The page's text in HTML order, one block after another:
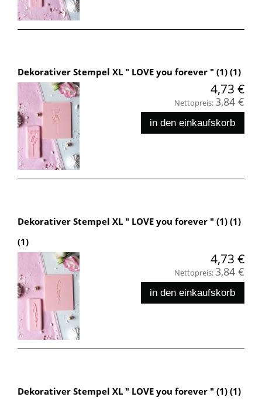
Dekorativer Stempel XL " LOVE you forever " (1) (1)
4,73 €
Nettopreis:3,84 €
in den einkaufskorb
Dekorativer Stempel XL " LOVE you forever " (1) (1)
(1)
4,73 €
Nettopreis:3,84 €
in den einkaufskorb
Dekorativer Stempel XL " LOVE you forever " (1) (1)